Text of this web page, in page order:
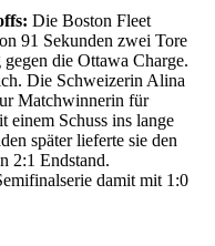
Die Boston Fleet
91 Sekunden zwei Tore
die Ottawa Charge.
Die Schweizerin Alina
Matchwinnerin für
einem Schuss ins lange
später lieferte sie den
2:1 Endstand.
damit mit 1:0